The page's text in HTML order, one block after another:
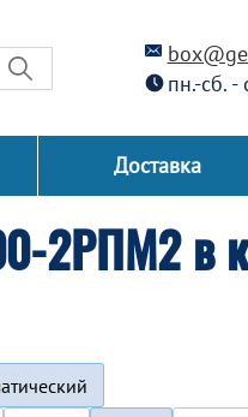
пн.-сб.
Доставка
2РПМ2 в